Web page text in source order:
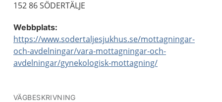
152 86 SÖDERTÄLJE
Webbplats:
https://www.sodertaljesjukhus.se/mottagningar-
och-avdelningar/vara-mottagningar-och-
avdelningar/gynekologisk-mottagning/
VÄGBESKRIVNING